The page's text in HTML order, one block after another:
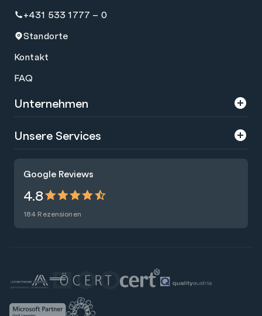
Google Reviews
4.8
184 Rezensionen
+431 533 1777 – 0
Standorte
Kontakt
FAQ
Unternehmen
Über uns
Presse
Nachhaltigkeit
Blog
Unsere Services
Raummiete